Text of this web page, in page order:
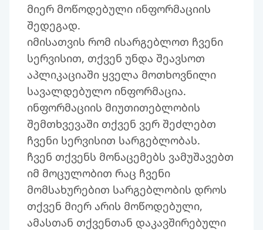
მიერ მოწოდებული ინფორმაციის
შედეგად.
იმისათვის რომ ისარგებლოთ ჩვენი
სერვისით, თქვენ უნდა შეავსოთ
აპლიკაციაში ყველა მოთხოვნილი
სავალდებულო ინფორმაცია.
ინფორმაციის მიუთითებლობის
შემთხვევაში თქვენ ვერ შეძლებთ
ჩვენი სერვისით სარგებლობას.
ჩვენ თქვენს მონაცემებს ვამუშავებთ
იმ მოცულობით რაც ჩვენი
მომსახურებით სარგებლობის დროს
თქვენ მიერ არის მოწოდებული,
ამასთან თქვენთან დაკავშირებული